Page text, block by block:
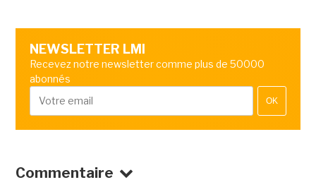
NEWSLETTER LMI
Recevez notre newsletter comme plus de 50000
abonnés
OK
Commentaire